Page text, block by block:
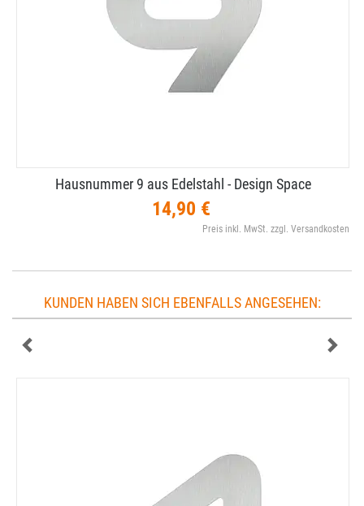
Hausnummer 9 aus Edelstahl - Design Space
14,90 €
Preis inkl. MwSt. zzgl. Versandkosten
KUNDEN HABEN SICH EBENFALLS ANGESEHEN: